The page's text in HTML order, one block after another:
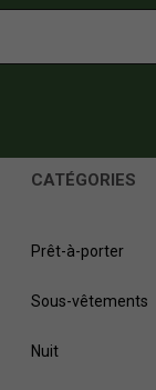
CATÉGORIES
Prêt-à-porter
Sous-vêtements
Nuit